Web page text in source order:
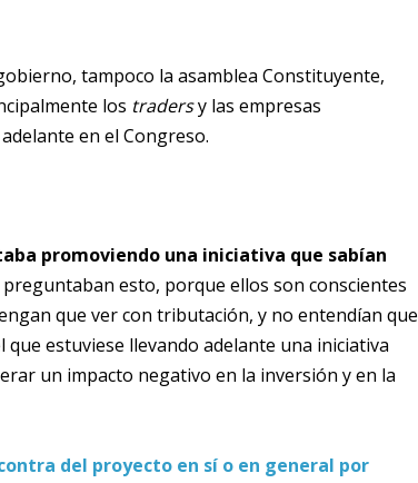
tampoco la asamblea Constituyente,
los tradersy las empresas
en el Congreso.
promoviendo una iniciativa que sabían
esto, porque ellos son conscientes
que ver con tributación, y no entendían que
estuviese llevando adelante una iniciativa
un impacto negativo en la inversión y en la
del proyecto en sí o en general por